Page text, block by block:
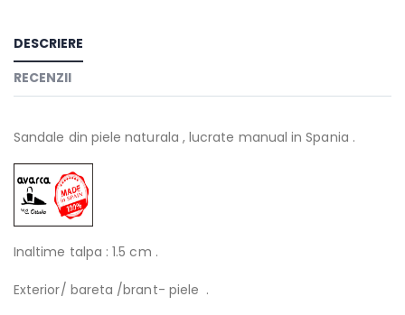
DESCRIERE
RECENZII
Sandale din piele naturala , lucrate manual in Spania .
Inaltime talpa : 1.5 cm .
Exterior/ bareta /brant- piele .